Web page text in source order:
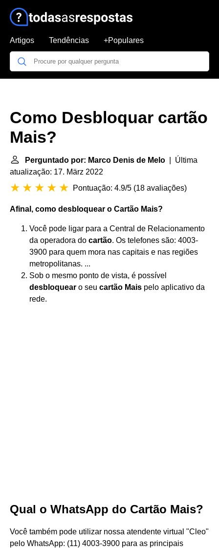
Artigos Tendências +Populares
Como Desbloquar cartão
Mais?
Perguntado por: Marco Denis de Melo | Última
atualização: 17. März 2022
Pontuação: 4.9/5 (18 avaliações)
Afinal, como desbloquear o Cartão Mais?
Você pode ligar para a Central de Relacionamento
da operadora do cartão. Os telefones são: 4003-
3900 para quem mora nas capitais e nas regiões
metropolitanas. ...
Sob o mesmo ponto de vista, é possível
desbloquear o seu cartão Mais pelo aplicativo da
rede.
Qual o WhatsApp do Cartão Mais?
Você também pode utilizar nossa atendente virtual "Cleo"
pelo WhatsApp: (11) 4003-3900 para as principais